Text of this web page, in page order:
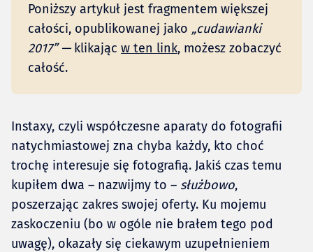
Poniższy artykuł jest fragmentem większej
całości, opublikowanej jako „cudawianki
2017” — klikając w ten link, możesz zobaczyć
całość.
Instaxy, czyli współczesne aparaty do fotografii
natychmiastowej zna chyba każdy, kto choć
trochę interesuje się fotografią. Jakiś czas temu
kupiłem dwa – nazwijmy to – służbowo,
poszerzając zakres swojej oferty. Ku mojemu
zaskoczeniu (bo w ogóle nie brałem tego pod
uwagę), okazały się ciekawym uzupełnieniem